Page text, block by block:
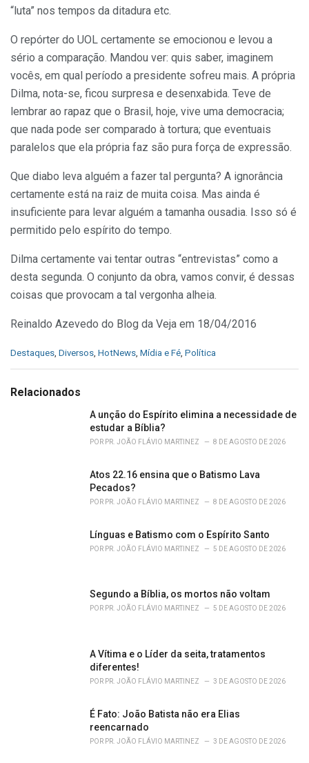
“luta” nos tempos da ditadura etc.
O repórter do UOL certamente se emocionou e levou a
sério a comparação. Mandou ver: quis saber, imaginem
vocês, em qual período a presidente sofreu mais. A própria
Dilma, nota-se, ficou surpresa e desenxabida. Teve de
lembrar ao rapaz que o Brasil, hoje, vive uma democracia;
que nada pode ser comparado à tortura; que eventuais
paralelos que ela própria faz são pura força de expressão.
Que diabo leva alguém a fazer tal pergunta? A ignorância
certamente está na raiz de muita coisa. Mas ainda é
insuficiente para levar alguém a tamanha ousadia. Isso só é
permitido pelo espírito do tempo.
Dilma certamente vai tentar outras “entrevistas” como a
desta segunda. O conjunto da obra, vamos convir, é dessas
coisas que provocam a tal vergonha alheia.
Reinaldo Azevedo do Blog da Veja em 18/04/2016
C
e
Destaques, Diversos, HotNews, Mídia e Fé, Política
Relacionados
A unção do Espírito elimina a necessidade de
estudar a Bíblia?
POR PR. JOÃO FLÁVIO MARTINEZ 8 DE AGOSTO DE 2026
Atos 22.16 ensina que o Batismo Lava
Pecados?
POR PR. JOÃO FLÁVIO MARTINEZ 8 DE AGOSTO DE 2026
Línguas e Batismo com o Espírito Santo
POR PR. JOÃO FLÁVIO MARTINEZ 5 DE AGOSTO DE 2026
Segundo a Bíblia, os mortos não voltam
POR PR. JOÃO FLÁVIO MARTINEZ 5 DE AGOSTO DE 2026
A Vítima e o Líder da seita, tratamentos
diferentes!
POR PR. JOÃO FLÁVIO MARTINEZ 3 DE AGOSTO DE 2026
É Fato: João Batista não era Elias
reencarnado
POR PR. JOÃO FLÁVIO MARTINEZ 3 DE AGOSTO DE 2026